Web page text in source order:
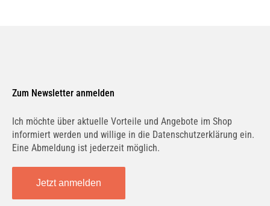
Zum Newsletter anmelden
Ich möchte über aktuelle Vorteile und Angebote im Shop
informiert werden und willige in die Datenschutzerklärung ein.
Eine Abmeldung ist jederzeit möglich.
Jetzt anmelden